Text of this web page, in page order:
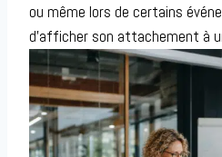
ou même lors de certains
d’afficher son attachement à